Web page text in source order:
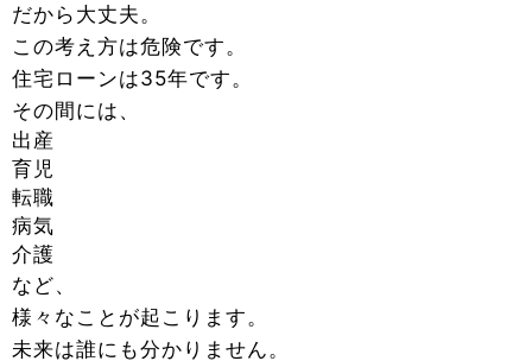
だから大丈夫。
この考え方は危険です。
住宅ローンは35年です。
その間には、
出産
育児
転職
病気
介護
など、
様々なことが起こります。
未来は誰にも分かりません。